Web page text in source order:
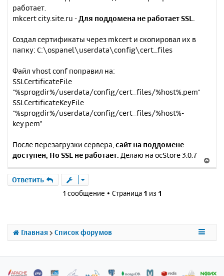
е
работает.
mkcert city.site.ru -Для поддомена не работает SSL.
Создал сертификаты через mkcert и скопировал их в
папку: C:\ospanel\userdata\config\cert_files
Файл vhost conf поправил на:
SSLCertificateFile
"%sprogdir%/userdata/config/cert_files/%host%.pem"
SSLCertificateKeyFile
"%sprogdir%/userdata/config/cert_files/%host%-
key.pem"
После перезагрузки сервера,сайт на поддомене
доступен, Но SSL не работает. Делаю на ocStore 3.0.7
е
с
н
ч
Ответить
1 сообщение • Страница 1 из 1
Главная Список форумов